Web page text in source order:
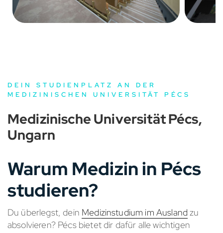
DEIN STUDIENPLATZ AN DER
MEDIZINISCHEN UNIVERSITÄT PÉCS
Medizinische Universität Pécs,
Ungarn
Warum Medizin in Pécs
studieren?
Du überlegst, dein Medizinstudium im Ausland zu
absolvieren? Pécs bietet dir dafür alle wichtigen